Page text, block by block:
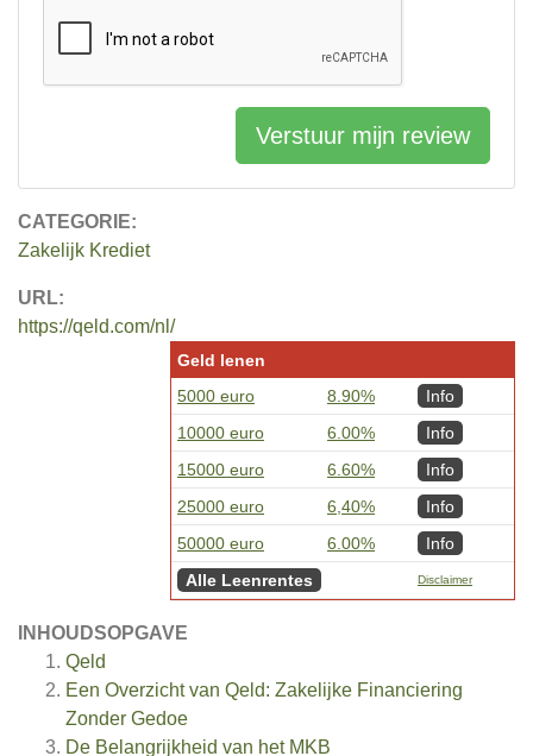
CATEGORIE:
Zakelijk Krediet
URL:
https://qeld.com/nl/
Geld lenen
5000 euro
8.90%
Info
10000 euro
6.00%
Info
15000 euro
6.60%
Info
25000 euro
6,40%
Info
50000 euro
6.00%
Info
Alle Leenrentes
Disclaimer
INHOUDSOPGAVE
Qeld
Een Overzicht van Qeld: Zakelijke Financiering
Zonder Gedoe
De Belangrijkheid van het MKB
Verstuur mijn review